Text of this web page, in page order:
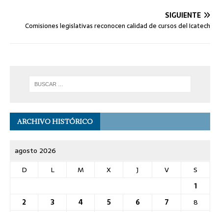
SIGUIENTE
Comisiones legislativas reconocen calidad de cursos del Icatech
ARCHIVO HISTÓRICO
agosto 2026
D
L M X J V
S
1
2
3 4 5 6 7
8